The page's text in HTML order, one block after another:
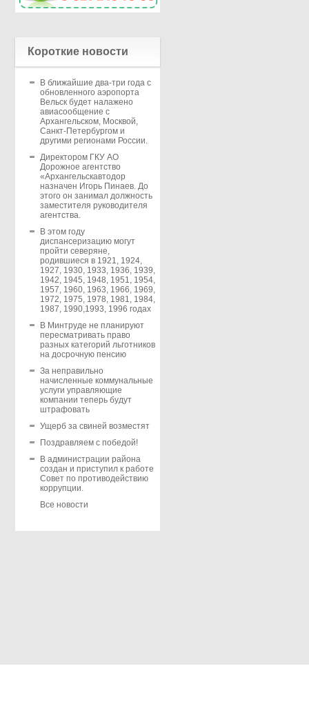
Короткие новости
В ближайшие два-три года с
обновленного аэропорта
Вельск будет налажено
авиасообщение с
Архангельском, Москвой,
Санкт-Петербургом и
другими регионами России.
Директором ГКУ АО
Дорожное агентство
«Архангельскавтодор
назначен Игорь Пинаев. До
этого он занимал должность
заместителя руководителя
агентства.
В этом году
диспансеризацию могут
пройти северяне,
родившиеся в 1921, 1924,
1927, 1930, 1933, 1936, 1939,
1942, 1945, 1948, 1951, 1954,
1957, 1960, 1963, 1966, 1969,
1972, 1975, 1978, 1981, 1984,
1987, 1990,1993, 1996 годах
В Минтруде не планируют
пересматривать право
разных категорий льготников
на досрочную пенсию
За неправильно
начисленные коммунальные
услуги управляющие
компании теперь будут
штрафовать
Ущерб за свиней возместят
Поздравляем с победой!
В администрации района
создан и приступил к работе
Совет по противодействию
коррупции.
Все новости